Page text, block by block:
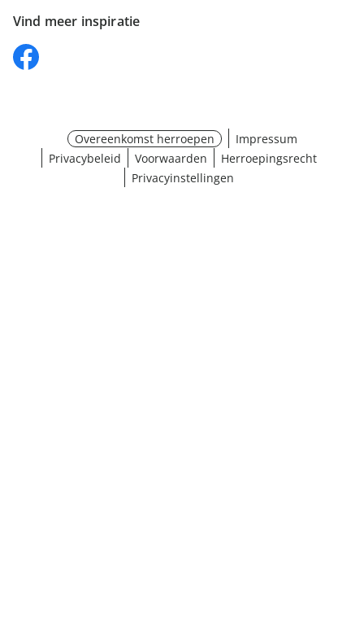
Vind meer inspiratie
Overeenkomst herroepen
Impressum
Privacybeleid
Voorwaarden
Herroepingsrecht
Privacyinstellingen